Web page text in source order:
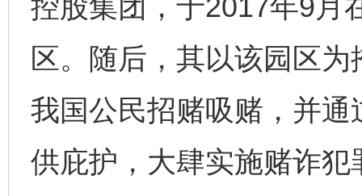
控股集团，于2017年9月
区。随后，其以该园区
我国公民招赌吸赌，并
供庇护，大肆实施赌诈